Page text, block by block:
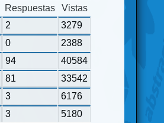
Respuestas
Vistas
2
3279
0
2388
94
40584
81
33542
3
6176
3
5180